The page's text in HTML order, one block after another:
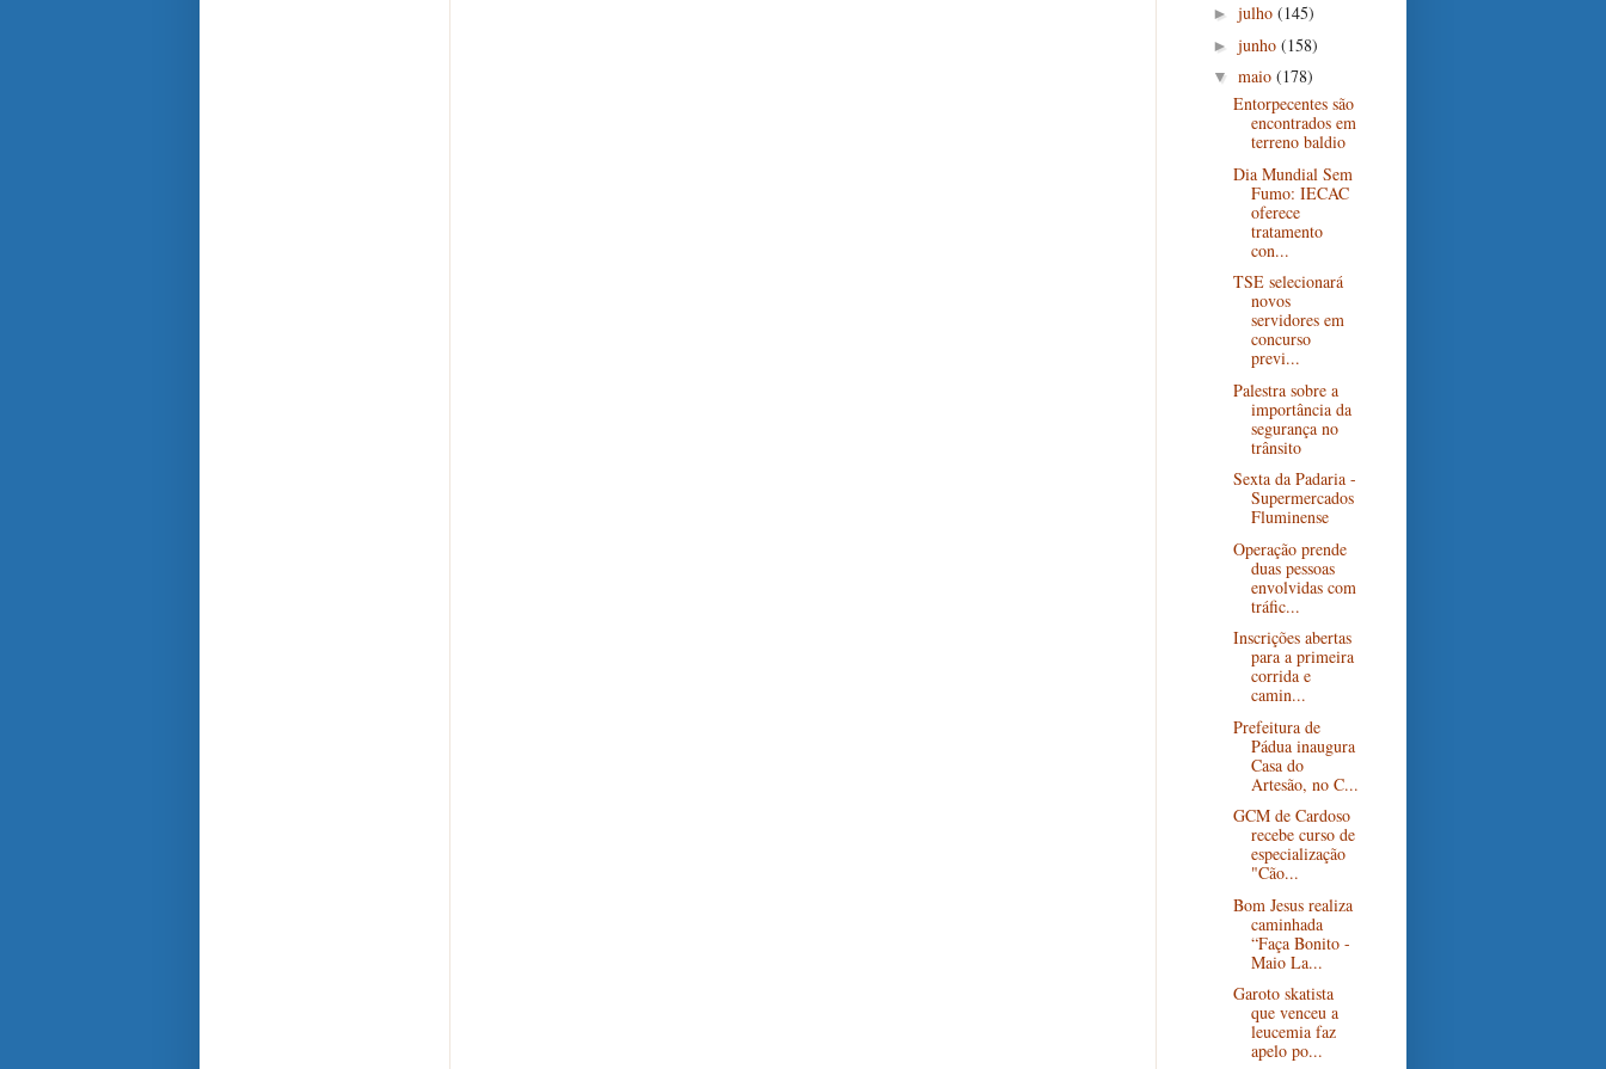
► julho (145)
► junho (158)
▼ maio (178)
Entorpecentes são
encontrados em
terreno baldio
Dia Mundial Sem
Fumo: IECAC
oferece
tratamento
con...
TSE selecionará
novos
servidores em
concurso
previ...
Palestra sobre a
importância da
segurança no
trânsito
Sexta da Padaria -
Supermercados
Fluminense
Operação prende
duas pessoas
envolvidas com
tráfic...
Inscrições abertas
para a primeira
corrida e
camin...
Prefeitura de
Pádua inaugura
Casa do
Artesão, no C...
GCM de Cardoso
recebe curso de
especialização
"Cão...
Bom Jesus realiza
caminhada
“Faça Bonito -
Maio La...
Garoto skatista
que venceu a
leucemia faz
apelo po...